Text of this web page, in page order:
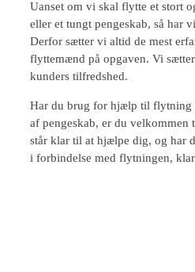
Uanset om vi skal flytte et stort
eller et tungt pengeskab, så har
Derfor sætter vi altid de mest
flyttemænd på opgaven. Vi
kunders tilfredshed.
Har du brug for hjælp til flytning
af pengeskab, er du velkommen
står klar til at hjælpe dig, og har
i forbindelse med flytningen,